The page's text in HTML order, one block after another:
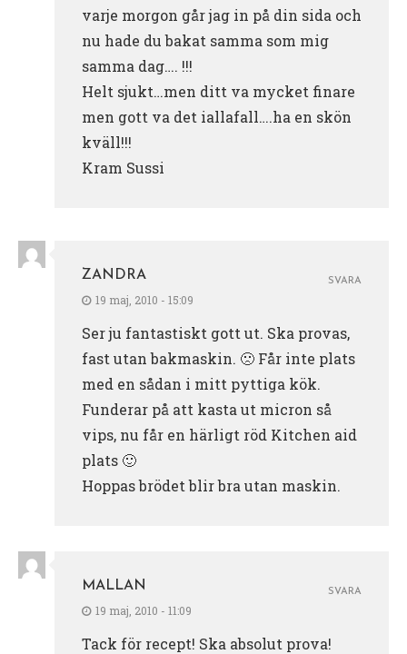
varje morgon går jag in på din sida och
nu hade du bakat samma som mig
samma dag…. !!!
Helt sjukt…men ditt va mycket finare
men gott va det iallafall….ha en skön
kväll!!!
Kram Sussi
ZANDRA
19 maj, 2010 - 15:09
Ser ju fantastiskt gott ut. Ska provas,
fast utan bakmaskin. 🙁 Får inte plats
med en sådan i mitt pyttiga kök.
Funderar på att kasta ut micron så
vips, nu får en härligt röd Kitchen aid
plats 🙂
Hoppas brödet blir bra utan maskin.
SVARA
MALLAN
19 maj, 2010 - 11:09
Tack för recept! Ska absolut prova!
SVARA